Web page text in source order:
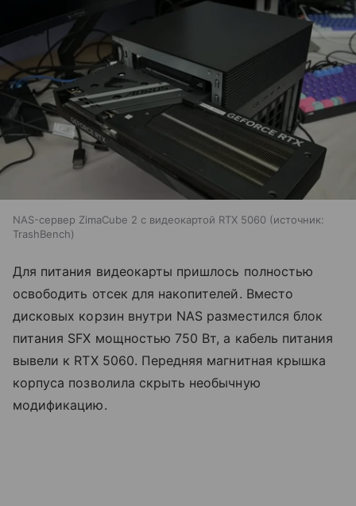
NAS-сервер ZimaCube 2 с видеокартой RTX 5060
источник:
TrashBench
Для питания видеокарты пришлось полностью
освободить отсек для накопителей. Вместо
дисковых корзин внутри NAS разместился блок
питания SFX мощностью 750 Вт, а кабель питания
вывели к RTX 5060. Передняя магнитная крышка
корпуса позволила скрыть необычную
модификацию.